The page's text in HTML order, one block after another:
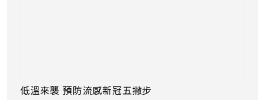
低溫來襲 預防流感新冠五撇步